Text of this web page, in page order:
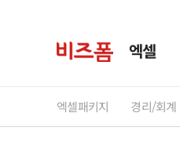
엑셀
엑셀패키지 경리/회계